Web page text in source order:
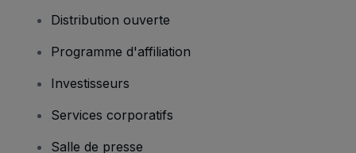
Distribution ouverte
Programme d'affiliation
Investisseurs
Services corporatifs
Salle de presse